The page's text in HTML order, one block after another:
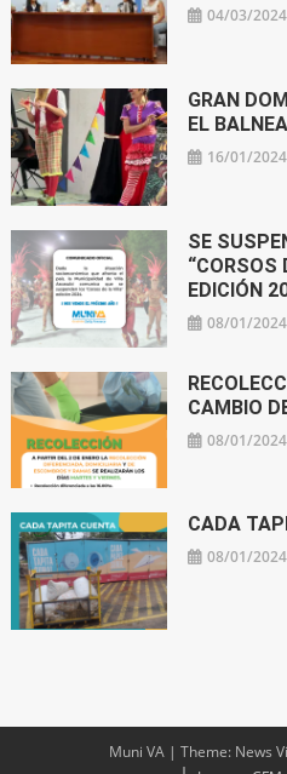
04/03/2024
GRAN
EL
16/01/2024
SE
“CORSOS
EDICIÓN
08/01/2024
CAMBIO
08/01/2024
CADA
08/01/2024
Muni VA | Theme: News